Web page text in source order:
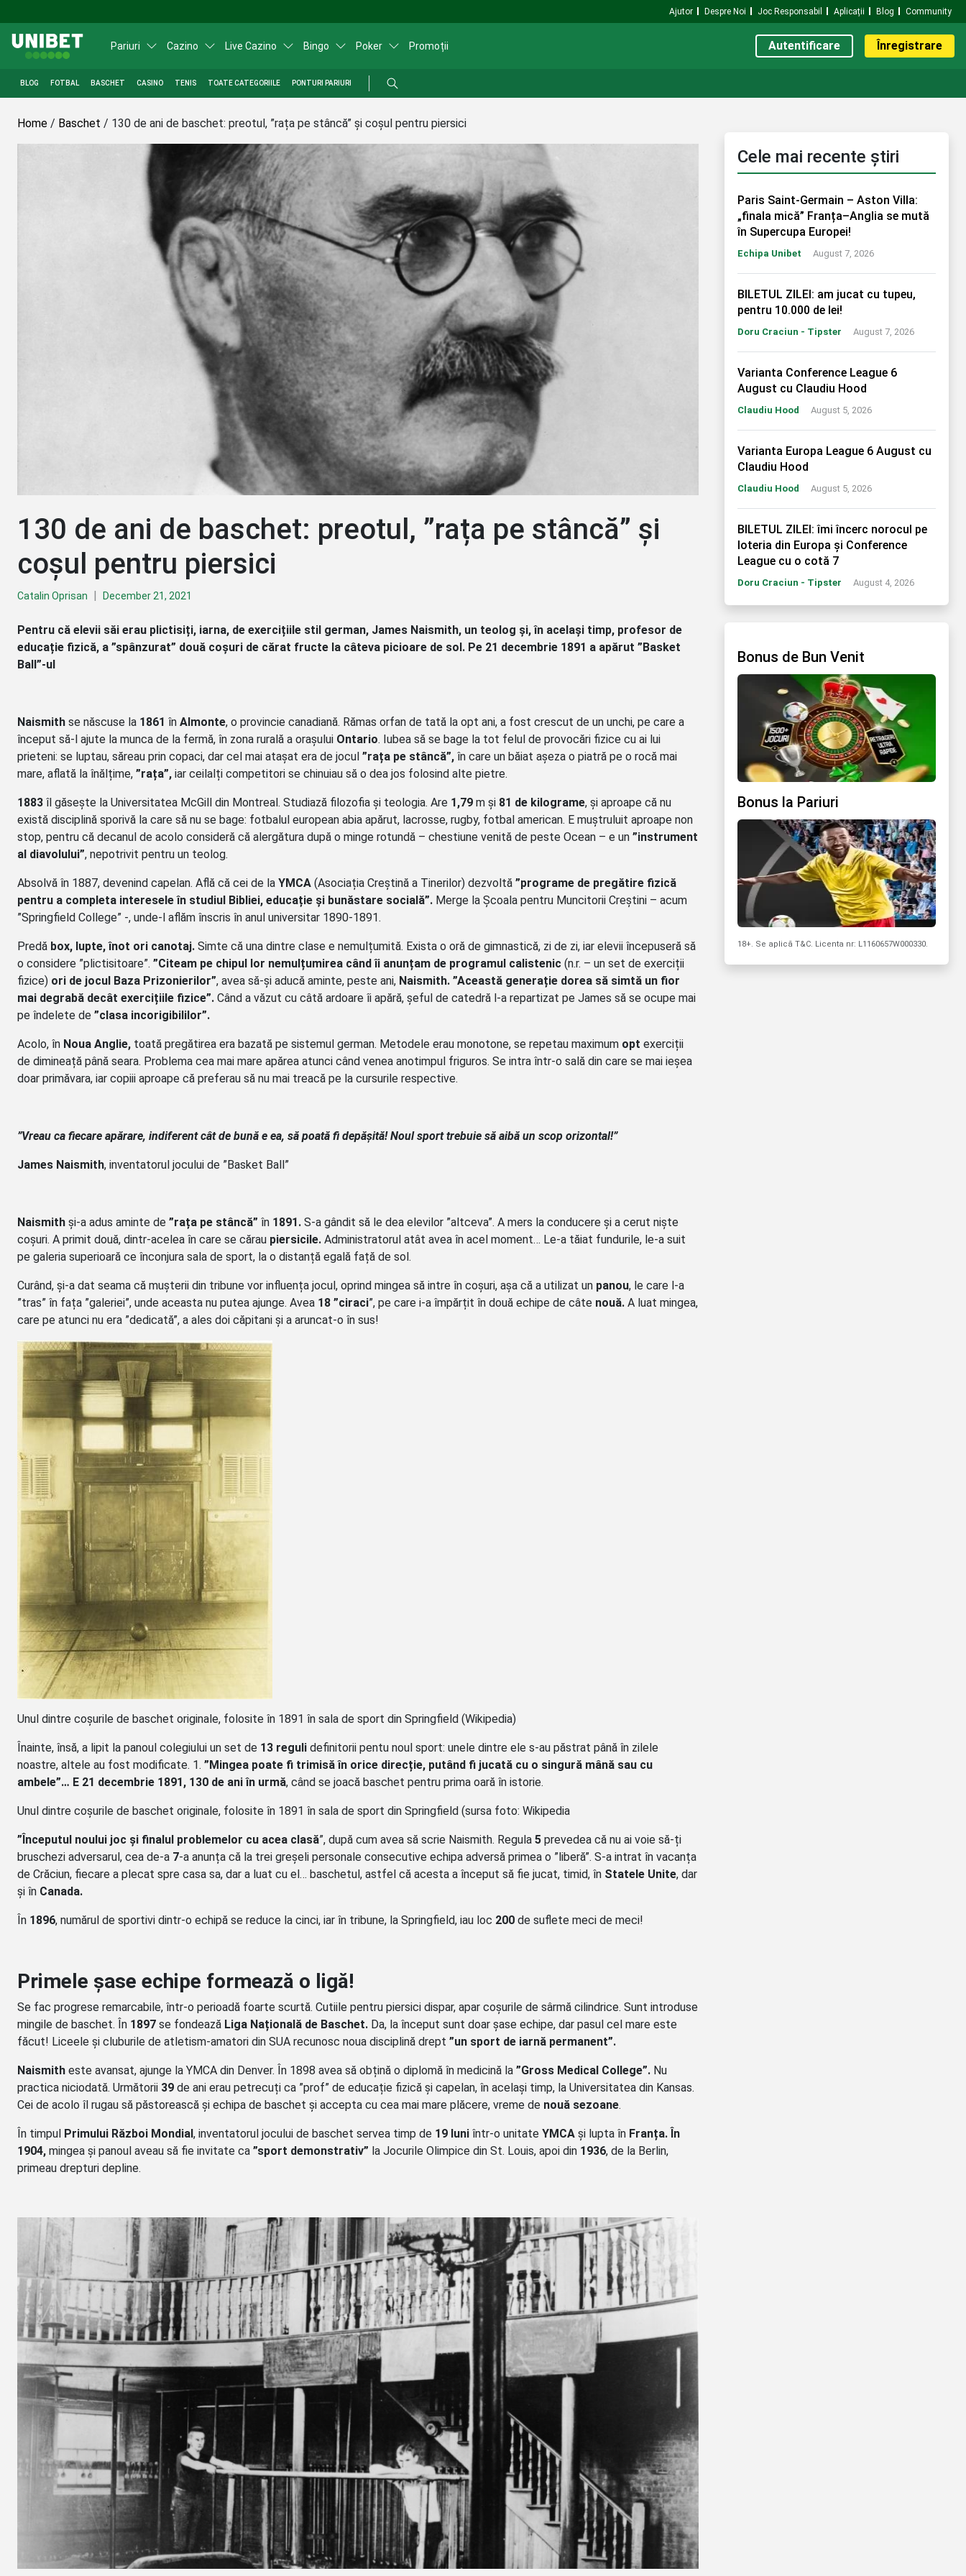
Ajutor Despre Noi Joc Responsabil Aplicații Blog Community
Pariuri Cazino Live Cazino Bingo Poker Promoții Autentificare Înregistrare
BLOG FOTBAL BASCHET CASINO TENIS TOATE CATEGORIILE PONTURI PARIURI
Home / Baschet / 130 de ani de baschet: preotul, ”rața pe stâncă” și coșul pentru piersici
130 de ani de baschet: preotul, ”rața pe stâncă” și
coșul pentru piersici
Catalin Oprisan December 21, 2021
Pentru că elevii săi erau plictisiți, iarna, de exercițiile stil german, James Naismith, un teolog și, în același timp, profesor de
educație fizică, a ”spânzurat” două coșuri de cărat fructe la câteva picioare de sol. Pe 21 decembrie 1891 a apărut ”Basket
Ball”-ul
Naismith se născuse la 1861 în Almonte, o provincie canadiană. Rămas orfan de tată la opt ani, a fost crescut de un unchi, pe care a
început să-l ajute la munca de la fermă, în zona rurală a orașului Ontario. Iubea să se bage la tot felul de provocări fizice cu ai lui
prieteni: se luptau, săreau prin copaci, dar cel mai atașat era de jocul ”rața pe stâncă”, în care un băiat așeza o piatră pe o rocă mai
mare, aflată la înălțime, ”rața”, iar ceilalți competitori se chinuiau să o dea jos folosind alte pietre.
1883 îl găsește la Universitatea McGill din Montreal. Studiază filozofia și teologia. Are 1,79 m și 81 de kilograme, și aproape că nu
există disciplină sporivă la care să nu se bage: fotbalul european abia apărut, lacrosse, rugby, fotbal american. E muștruluit aproape non
stop, pentru că decanul de acolo consideră că alergătura după o minge rotundă – chestiune venită de peste Ocean – e un ”instrument
al diavolului”, nepotrivit pentru un teolog.
Absolvă în 1887, devenind capelan. Află că cei de la YMCA (Asociația Creștină a Tinerilor) dezvoltă ”programe de pregătire fizică
pentru a completa interesele în studiul Bibliei, educație și bunăstare socială”. Merge la Școala pentru Muncitorii Creștini – acum
”Springfield College” -, unde-l aflăm înscris în anul universitar 1890-1891.
Predă box, lupte, înot ori canotaj. Simte că una dintre clase e nemulțumită. Exista o oră de gimnastică, zi de zi, iar elevii începuseră să
o considere ”plictisitoare”. ”Citeam pe chipul lor nemulțumirea când îi anunțam de programul calistenic (n.r. – un set de exerciții
fizice) ori de jocul Baza Prizonierilor”, avea să-și aducă aminte, peste ani, Naismith. ”Această generație dorea să simtă un fior
mai degrabă decât exercițiile fizice”. Când a văzut cu câtă ardoare îi apără, șeful de catedră l-a repartizat pe James să se ocupe mai
pe îndelete de ”clasa incorigibililor”.
Acolo, în Noua Anglie, toată pregătirea era bazată pe sistemul german. Metodele erau monotone, se repetau maximum opt exerciții
de dimineață până seara. Problema cea mai mare apărea atunci când venea anotimpul friguros. Se intra într-o sală din care se mai ieșea
doar primăvara, iar copiii aproape că preferau să nu mai treacă pe la cursurile respective.
”Vreau ca fiecare apărare, indiferent cât de bună e ea, să poată fi depășită! Noul sport trebuie să aibă un scop orizontal!”
James Naismith, inventatorul jocului de ”Basket Ball”
Naismith și-a adus aminte de ”rața pe stâncă” în 1891. S-a gândit să le dea elevilor ”altceva”. A mers la conducere și a cerut niște
coșuri. A primit două, dintr-acelea în care se cărau piersicile. Administratorul atât avea în acel moment… Le-a tăiat fundurile, le-a suit
pe galeria superioară ce înconjura sala de sport, la o distanță egală față de sol.
Curând, și-a dat seama că mușterii din tribune vor influența jocul, oprind mingea să intre în coșuri, așa că a utilizat un panou, le care l-a
”tras” în fața ”galeriei”, unde aceasta nu putea ajunge. Avea 18 ”ciraci”, pe care i-a împărțit în două echipe de câte nouă. A luat mingea,
care pe atunci nu era ”dedicată”, a ales doi căpitani și a aruncat-o în sus!
Unul dintre coșurile de baschet originale, folosite în 1891 în sala de sport din Springfield (Wikipedia)
Înainte, însă, a lipit la panoul colegiului un set de 13 reguli definitorii pentu noul sport: unele dintre ele s-au păstrat până în zilele
noastre, altele au fost modificate. 1. ”Mingea poate fi trimisă în orice direcție, putând fi jucată cu o singură mână sau cu
ambele”… E 21 decembrie 1891, 130 de ani în urmă, când se joacă baschet pentru prima oară în istorie.
Unul dintre coșurile de baschet originale, folosite în 1891 în sala de sport din Springfield (sursa foto: Wikipedia
”Începutul noului joc și finalul problemelor cu acea clasă”, după cum avea să scrie Naismith. Regula 5 prevedea că nu ai voie să-ți
bruschezi adversarul, cea de-a 7-a anunța că la trei greșeli personale consecutive echipa adversă primea o ”liberă”. S-a intrat în vacanța
de Crăciun, fiecare a plecat spre casa sa, dar a luat cu el… baschetul, astfel că acesta a început să fie jucat, timid, în Statele Unite, dar
și în Canada.
În 1896, numărul de sportivi dintr-o echipă se reduce la cinci, iar în tribune, la Springfield, iau loc 200 de suflete meci de meci!
Primele șase echipe formează o ligă!
Se fac progrese remarcabile, într-o perioadă foarte scurtă. Cutiile pentru piersici dispar, apar coșurile de sârmă cilindrice. Sunt introduse
mingile de baschet. În 1897 se fondează Liga Națională de Baschet. Da, la început sunt doar șase echipe, dar pasul cel mare este
făcut! Liceele și cluburile de atletism-amatori din SUA recunosc noua disciplină drept ”un sport de iarnă permanent”.
Naismith este avansat, ajunge la YMCA din Denver. În 1898 avea să obțină o diplomă în medicină la ”Gross Medical College”. Nu
practica niciodată. Următorii 39 de ani erau petrecuți ca ”prof” de educație fizică și capelan, în același timp, la Universitatea din Kansas.
Cei de acolo îl rugau să păstorească și echipa de baschet și accepta cu cea mai mare plăcere, vreme de nouă sezoane.
În timpul Primului Război Mondial , inventatorul jocului de baschet servea timp de 19 luni într-o unitate YMCA și lupta în Franța. În
1904, mingea și panoul aveau să fie invitate ca ”sport demonstrativ” la Jocurile Olimpice din St. Louis, apoi din 1936, de la Berlin,
primeau drepturi depline.
Cele mai recente știri
Paris Saint-Germain – Aston Villa:
„finala mică” Franța–Anglia se mută
în Supercupa Europei!
Echipa Unibet August 7, 2026
BILETUL ZILEI: am jucat cu tupeu,
pentru 10.000 de lei!
Doru Craciun - Tipster August 7, 2026
Varianta Conference League 6
August cu Claudiu Hood
Claudiu Hood August 5, 2026
Varianta Europa League 6 August cu
Claudiu Hood
Claudiu Hood August 5, 2026
BILETUL ZILEI: îmi încerc norocul pe
loteria din Europa și Conference
League cu o cotă 7
Doru Craciun - Tipster August 4, 2026
Bonus de Bun Venit
Bonus la Pariuri
18+. Se aplică T&C. Licenta nr: L1160657W000330.